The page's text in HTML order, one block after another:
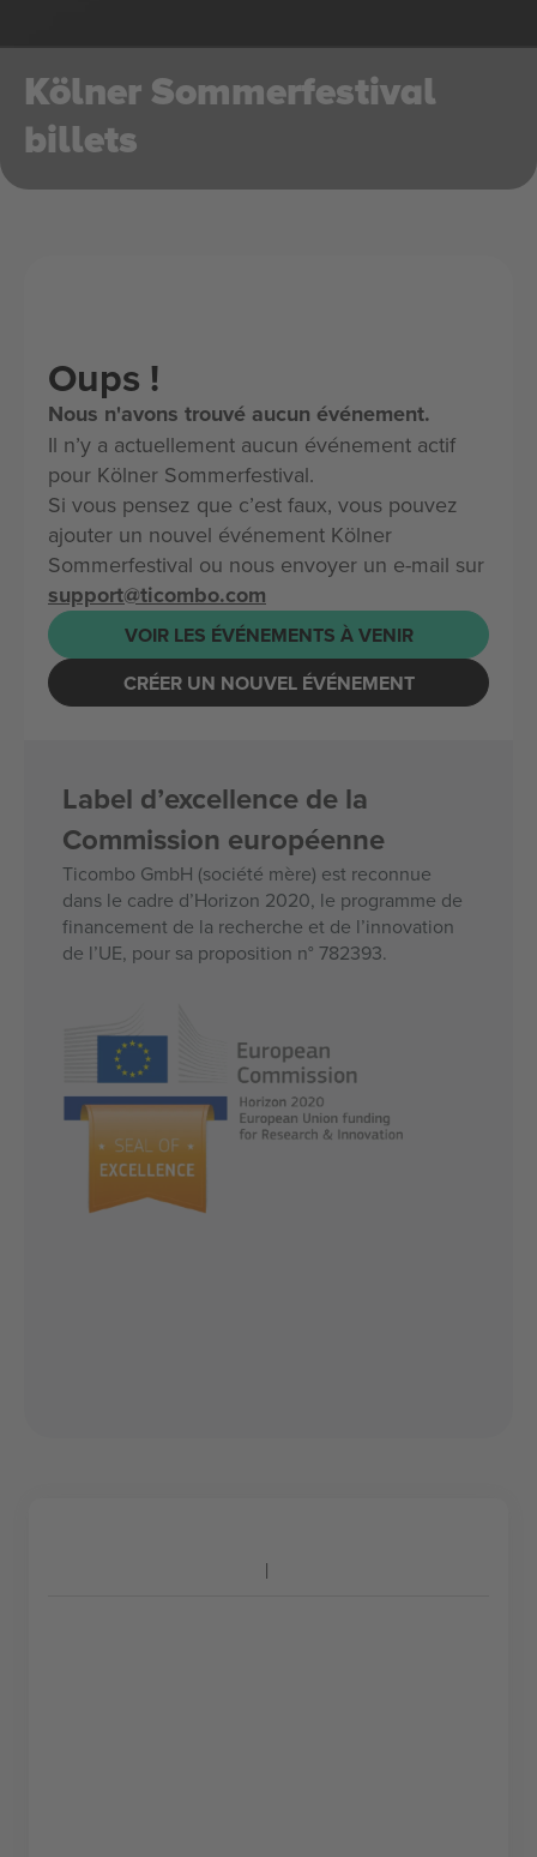
Kölner Sommerfestival
billets
Oups !
Nous n'avons trouvé aucun événement.
Il n’y a actuellement aucun événement actif
pour Kölner Sommerfestival.
Si vous pensez que c’est faux, vous pouvez
ajouter un nouvel événement Kölner
Sommerfestival ou nous envoyer un e-mail sur
support@ticombo.com
VOIR LES ÉVÉNEMENTS À VENIR
CRÉER UN NOUVEL ÉVÉNEMENT
Label d’excellence de la
Commission européenne
Ticombo GmbH (société mère) est reconnue
dans le cadre d’Horizon 2020, le programme de
financement de la recherche et de l’innovation
de l’UE, pour sa proposition n° 782393.